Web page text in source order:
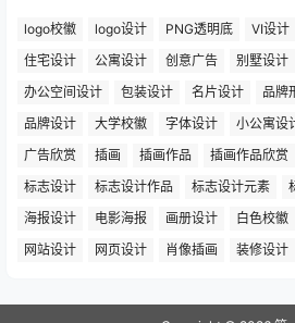
logo校徽 logo设计 PNG透明底 VI设计
住宅设计
公寓设计 创意广告 别墅设计
办公空间设计
包装设计 名片设计 品牌
品牌设计
大学校徽 字体设计 小公寓设
广告欣赏
插画 插画作品 插画作品欣赏
标志设计
标志设计作品 标志设计元素
海报设计
电影海报 画册设计 白色校徽
网站设计
网页设计 肖像插画 装修设计